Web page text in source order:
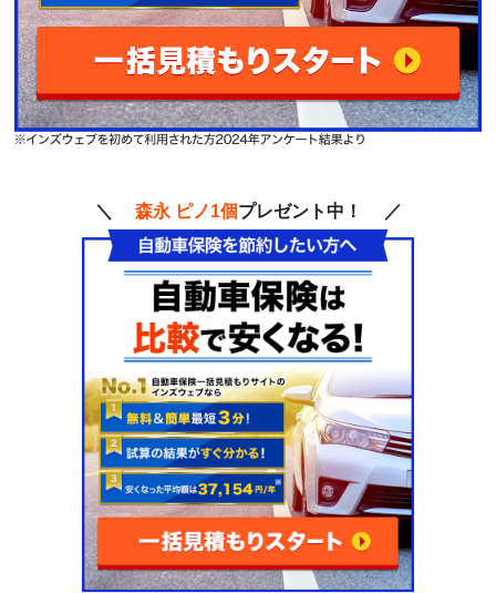
＼ 森永 ピノ1個プレゼント中！ ／